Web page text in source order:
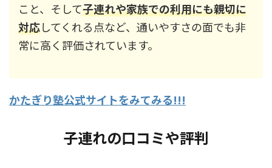
こと、そして子連れや家族での利用にも親切に
対応してくれる点など、通いやすさの面でも非
常に高く評価されています。
かたぎり塾公式サイトをみてみる!!!
子連れの口コミや評判